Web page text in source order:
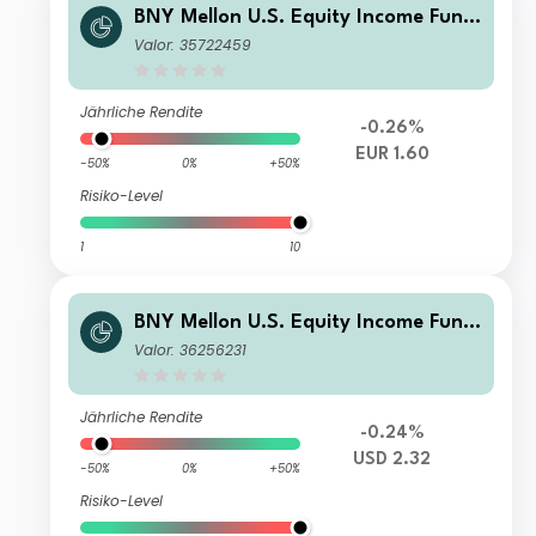
BNY Mellon U.S. Equity Income Fund
EUR H Acc Hedged
Valor: 35722459
Jährliche Rendite
-50% 0% +50%
Risiko-Level
1 10
-0.26%
EUR 1.60
BNY Mellon U.S. Equity Income Fund
USD E Inc
Valor: 36256231
Jährliche Rendite
-50% 0% +50%
Risiko-Level
-0.24%
USD 2.32